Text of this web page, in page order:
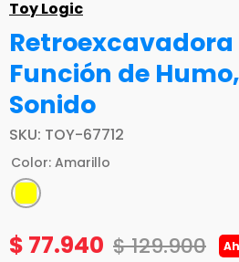
Toy Logic
Retroexcavadora
Función de
Sonido
SKU: TOY-67712
Color: Amarillo
$ 77.940 $129.900